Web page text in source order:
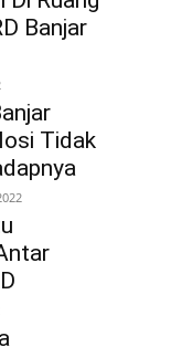
Banjar
Tidak